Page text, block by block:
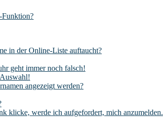
Funktion?
in der Online-Liste auftaucht?
geht immer noch falsch!
angezeigt werden?
klicke, werde ich aufgefordert, mich anzumelden.